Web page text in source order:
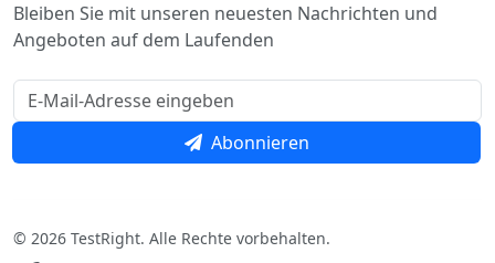
Bleiben Sie mit unseren neuesten Nachrichten und
Angeboten auf dem Laufenden
Abonnieren
© 2026 TestRight. Alle Rechte vorbehalten.